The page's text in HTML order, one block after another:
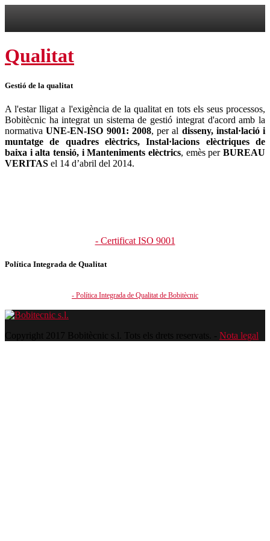
Qualitat
Gestió de la qualitat
A l'estar lligat a l'exigència de la qualitat en tots els seus processos,
Bobitècnic ha integrat un sistema de gestió integrat d'acord amb la
normativaUNE-EN-ISO 9001: 2008, per al disseny, instal·lació i
muntatge de quadres elèctrics, Instal·lacions elèctriques de
baixa i alta tensió, i Manteniments elèctrics, emès per BUREAU
VERITAS el 14 d’abril del 2014.
- Certificat ISO 9001
Política Integrada de Qualitat
- Política Integrada de Qualitat de Bobitècnic
Copyright 2017 Bobitècnic s.l. Tots els drets reservats. - Nota legal